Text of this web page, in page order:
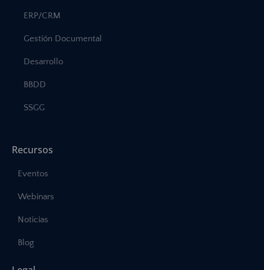
ERP/CRM
Gestión Documental
Desarrollo
BBDD
SSGG
Recursos
Eventos
Webinars
Noticias
Blog